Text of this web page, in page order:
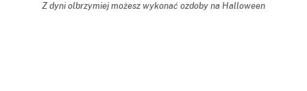
Z dyni olbrzymiej możesz wykonać ozdoby na Halloween